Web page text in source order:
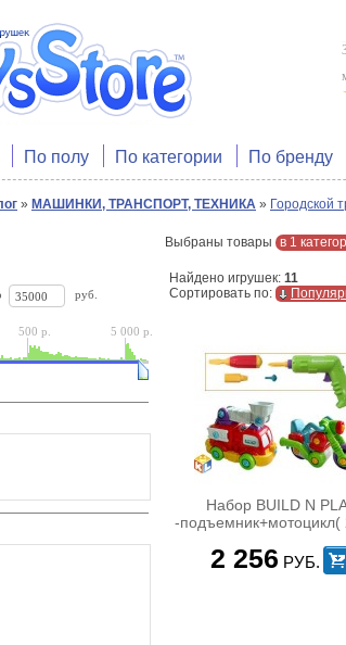
По полу По категории По бренду
» МАШИНКИ, ТРАНСПОРТ, ТЕХНИКА » Городской
руб.
5 000 р.
500 р.
Выбраны товары в 1
Найдено игрушек: 11
Сортировать по:
Набор BUILD N
-подъемник+мотоцикл(
2 256 РУБ.